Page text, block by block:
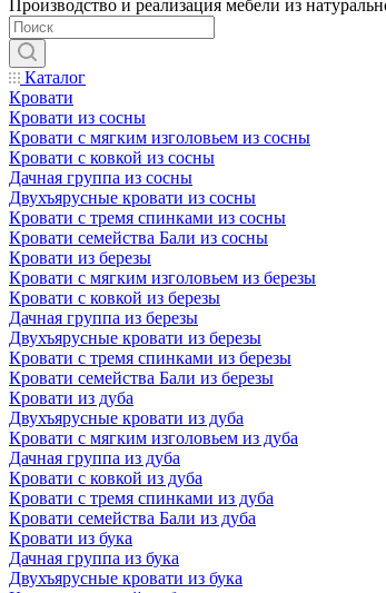
Производство и реализация мебели из
Каталог
Кровати
Кровати из сосны
Кровати с мягким изголовьем из сосны
Кровати с ковкой из сосны
Дачная группа из сосны
Двухъярусные кровати из сосны
Кровати с тремя спинками из сосны
Кровати семейства Бали из сосны
Кровати из березы
Кровати с мягким изголовьем из березы
Кровати с ковкой из березы
Дачная группа из березы
Двухъярусные кровати из березы
Кровати с тремя спинками из березы
Кровати семейства Бали из березы
Кровати из дуба
Двухъярусные кровати из дуба
Кровати с мягким изголовьем из дуба
Дачная группа из дуба
Кровати с ковкой из дуба
Кровати с тремя спинками из дуба
Кровати семейства Бали из дуба
Кровати из бука
Дачная группа из бука
Двухъярусные кровати из бука